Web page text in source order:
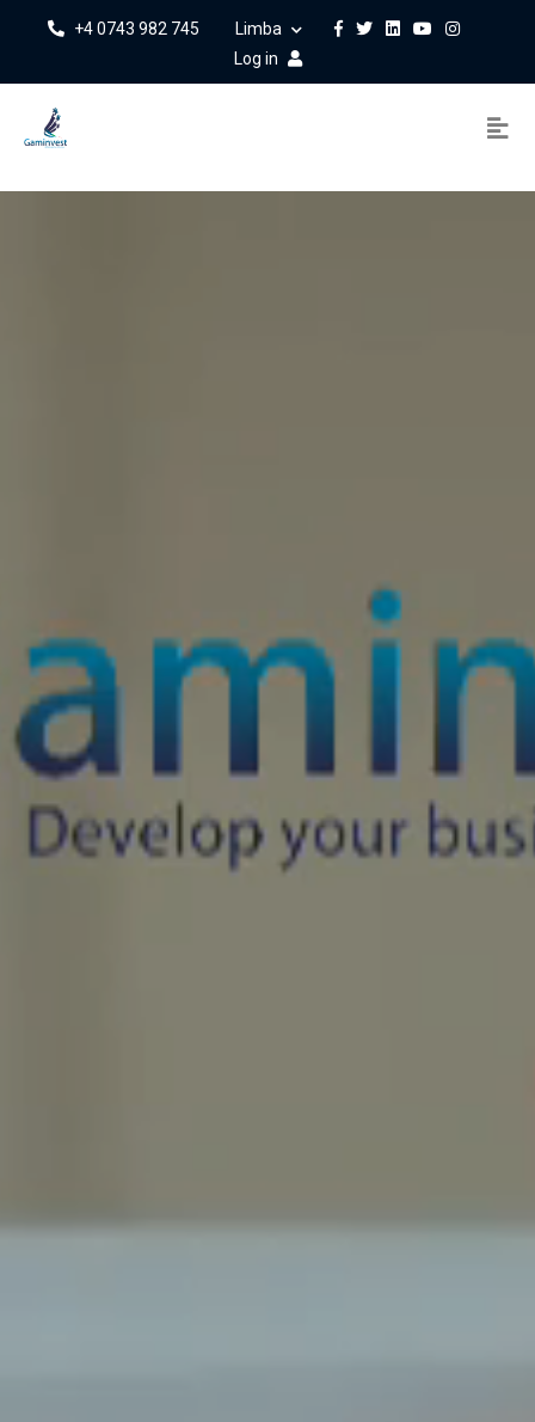
+4 0743 982 745
Limba
Log in